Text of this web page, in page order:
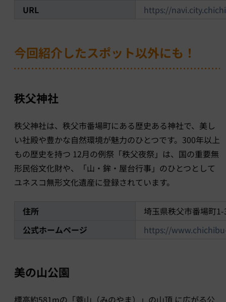
URL
https://
今回紹介したスポット以外にも！
秩父神社
秩父神社は、秩父市番場町にある歴史ある神社で、美し
い社殿や豊かな自然環境が魅力のひとつです。300年以上
もの歴史を持つ 12月の例祭「秩父夜祭」は、国の重要無
形民俗文化財や、「山・鉾・屋台行事」のひとつとして
ユネスコ無形文化遺産に登録されています。
住所
埼玉県秩父市番場町
公式ホームページ
https://
美の山公園
標高約581mの「蓑山（みのやま）」の山頂 に広がる公